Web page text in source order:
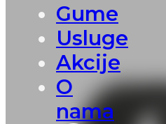
Gume
Usluge
Akcije
O
nama